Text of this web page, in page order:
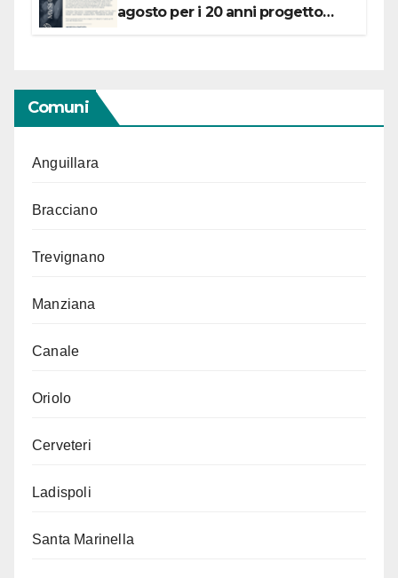
agosto per i 20 anni progetto
Comuni
Anguillara
Bracciano
Trevignano
Manziana
Canale
Oriolo
Cerveteri
Ladispoli
Santa Marinella